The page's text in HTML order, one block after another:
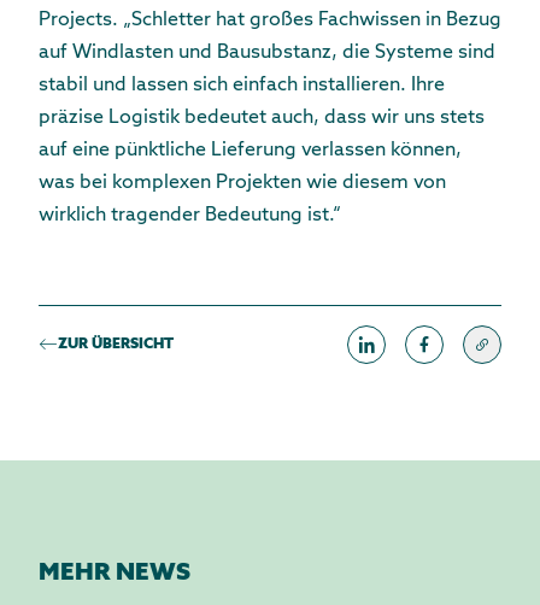
Projects. „Schletter hat großes Fachwissen in Bezug
auf Windlasten und Bausubstanz, die Systeme sind
stabil und lassen sich einfach installieren. Ihre
präzise Logistik bedeutet auch, dass wir uns stets
auf eine pünktliche Lieferung verlassen können,
was bei komplexen Projekten wie diesem von
wirklich tragender Bedeutung ist.“
ZUR ÜBERSICHT
MEHR NEWS